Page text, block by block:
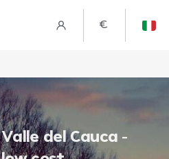
€
del Cauca -